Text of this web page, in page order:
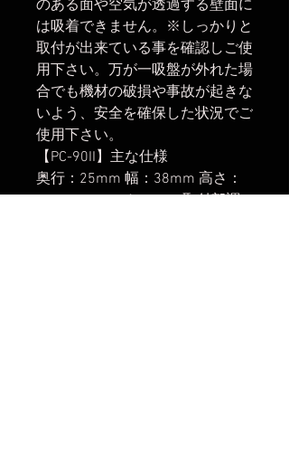
のある面や空気が透過する壁面に
は吸着できません。※しっかりと
取付が出来ている事を確認しご使
用下さい。万が一吸盤が外れた場
合でも機材の破損や事故が起きな
いよう、安全を確保した状況でご
使用下さい。
【PC-90II】主な仕様
奥行：25mm 幅：38mm 高さ：